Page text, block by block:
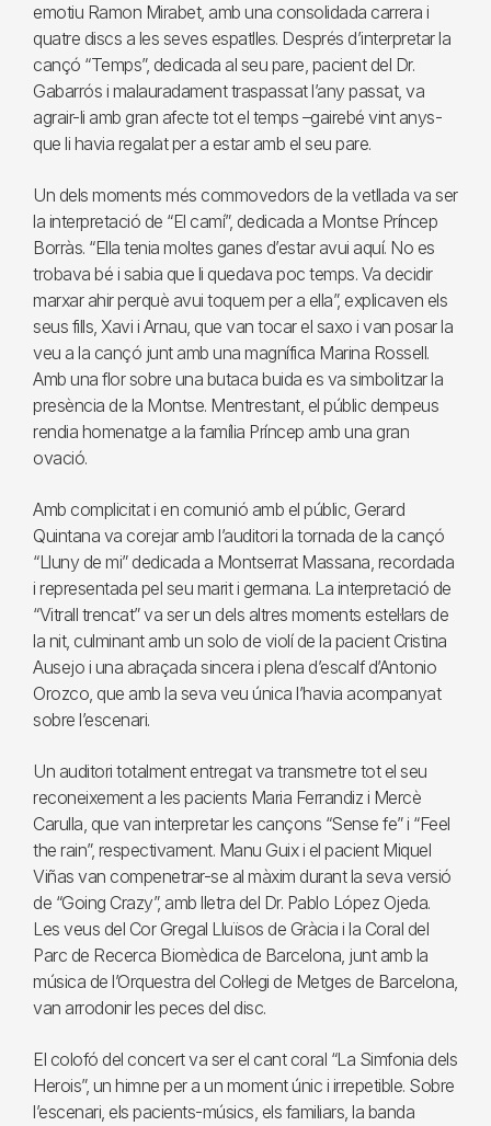
emotiu Ramon Mirabet, amb una consolidada carrera i
quatre discs a les seves espatlles. Després d’interpretar la
cançó “Temps”, dedicada al seu pare, pacient del Dr.
Gabarrós i malauradament traspassat l’any passat, va
agrair-li amb gran afecte tot el temps –gairebé vint anys-
que li havia regalat per a estar amb el seu pare.
Un dels moments més commovedors de la vetllada va ser
la interpretació de “El camí”, dedicada a Montse Príncep
Borràs. “Ella tenia moltes ganes d’estar avui aquí. No es
trobava bé i sabia que li quedava poc temps. Va decidir
marxar ahir perquè avui toquem per a ella”, explicaven els
seus fills, Xavi i Arnau, que van tocar el saxo i van posar la
veu a la cançó junt amb una magnífica Marina Rossell.
Amb una flor sobre una butaca buida es va simbolitzar la
presència de la Montse. Mentrestant, el públic dempeus
rendia homenatge a la família Príncep amb una gran
ovació.
Amb complicitat i en comunió amb el públic, Gerard
Quintana va corejar amb l’auditori la tornada de la cançó
“Lluny de mi” dedicada a Montserrat Massana, recordada
i representada pel seu marit i germana. La interpretació de
“Vitrall trencat” va ser un dels altres moments estel·lars de
la nit, culminant amb un solo de violí de la pacient Cristina
Ausejo i una abraçada sincera i plena d’escalf d’Antonio
Orozco, que amb la seva veu única l’havia acompanyat
sobre l’escenari.
Un auditori totalment entregat va transmetre tot el seu
reconeixement a les pacients Maria Ferrandiz i Mercè
Carulla, que van interpretar les cançons “Sense fe” i “Feel
the rain”, respectivament. Manu Guix i el pacient Miquel
Viñas van compenetrar-se al màxim durant la seva versió
de “Going Crazy”, amb lletra del Dr. Pablo López Ojeda.
Les veus del Cor Gregal Lluïsos de Gràcia i la Coral del
Parc de Recerca Biomèdica de Barcelona, junt amb la
música de l’Orquestra del Col·legi de Metges de Barcelona,
van arrodonir les peces del disc.
El colofó del concert va ser el cant coral “La Simfonia dels
Herois”, un himne per a un moment únic i irrepetible. Sobre
l’escenari, els pacients-músics, els familiars, la banda